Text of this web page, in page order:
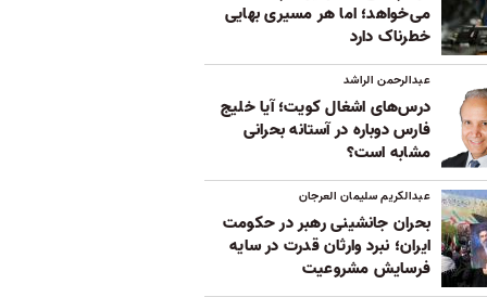
می‌خواهد؛ اما هر مسیری بهایی
خطرناک دارد
عبدالرحمن الراشد
درس‌های اشغال کویت؛ آیا خلیج
فارس دوباره در آستانه بحرانی
مشابه است؟
عبدالکریم سلیمان العرجان
بحران جانشینی رهبر در حکومت
ایران؛ نبرد وارثان قدرت در سایه
فرسایش مشروعیت